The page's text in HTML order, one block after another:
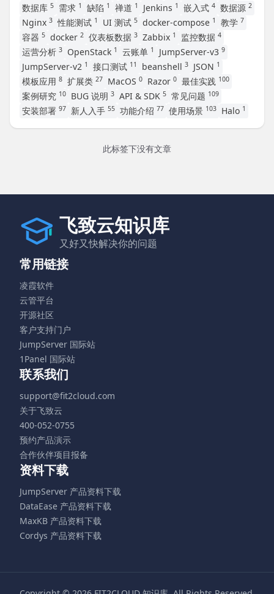
数据库 5 需求 1 缺陷 1 禅道 1 Jenkins 1 嵌入式 4 数据源 2
Nginx 3 性能测试 1 UI 测试 5 docker-compose 1 教学 7
容器 5 docker 2 仪表板数据 3 Zabbix 1 监控数据 4
运营分析 3 OpenStack 1 云账单 1 JumpServer-v3 9
JumpServer-v2 1 接口测试 11 beanshell 3 JSON 1
模板应用 8 扩展类 27 MacOS 0 Razor 0 最佳实践 100
案例研究 10 BUG 说明 3 API & SDK 5 常见问题 109
安装部署 97 新人入手 55 功能介绍 77 使用场景 103 Halo 1
此标签下没有文章
飞致云知识库
又好又快解决你的问题
常用链接
凌霞软件
云管平台
开源社区
客户支持门户
JumpServer 国际站
1Panel 国际站
联系我们
support@fit2cloud.com
关于飞致云
400-052-0755
预约产品演示
合作伙伴项目报备
资料下载
JumpServer 产品资料下载
DataEase 产品资料下载
MaxKB 产品资料下载
Cordys 产品资料下载